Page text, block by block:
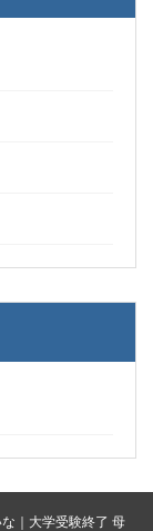
｜大学受験終了 母